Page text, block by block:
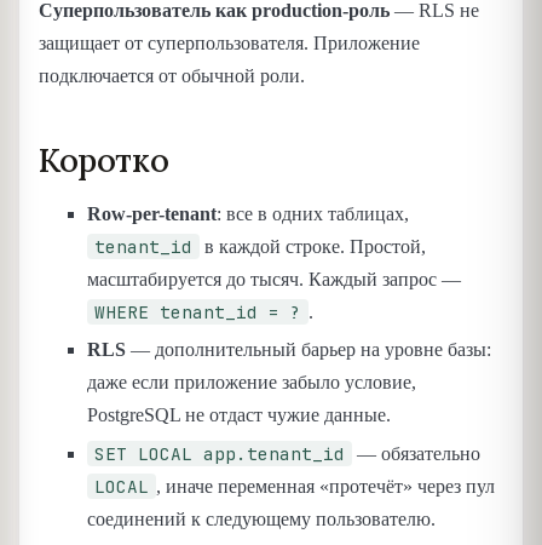
Суперпользователь как production-роль — RLS не
защищает от суперпользователя. Приложение
подключается от обычной роли.
Коротко
Row-per-tenant: все в одних таблицах,
tenant_id
в каждой строке. Простой,
масштабируется до тысяч. Каждый запрос —
WHERE tenant_id = ? .
RLS — дополнительный барьер на уровне базы:
даже если приложение забыло условие,
PostgreSQL не отдаст чужие данные.
SET LOCAL app.tenant_id — обязательно
LOCAL , иначе переменная «протечёт» через пул
соединений к следующему пользователю.